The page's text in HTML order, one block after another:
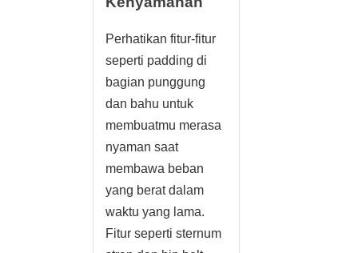
Perhatikan fitur-fitur
seperti padding di
bagian punggung
dan bahu untuk
membuatmu merasa
nyaman saat
membawa beban
yang berat dalam
waktu yang lama.
Fitur seperti sternum